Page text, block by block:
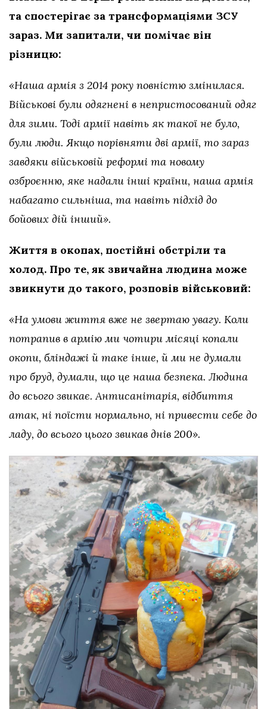
та спостерігає за трансформаціями ЗСУ
зараз. Ми запитали, чи помічає він
різницю:
«Наша армія з 2014 року повністю змінилася.
Військові були одягнені в непристосований одяг
для зими. Тоді армії навіть як такої не було,
були люди. Якщо порівняти дві армії, то зараз
завдяки військовій реформі та новому
озброєнню, яке надали інші країни, наша армія
набагато сильніша, та навіть підхід до
бойових дій інший».
Життя в окопах, постійні обстріли та
холод. Про те, як звичайна людина може
звикнути до такого, розповів військовий:
«На умови життя вже не звертаю увагу. Коли
потрапив в армію ми чотири місяці копали
окопи, бліндажі й таке інше, й ми не думали
про бруд, думали, що це наша безпека. Людина
до всього звикає. Антисанітарія, відбиття
атак, ні поїсти нормально, ні привести себе до
ладу, до всього цього звикав днів 200».